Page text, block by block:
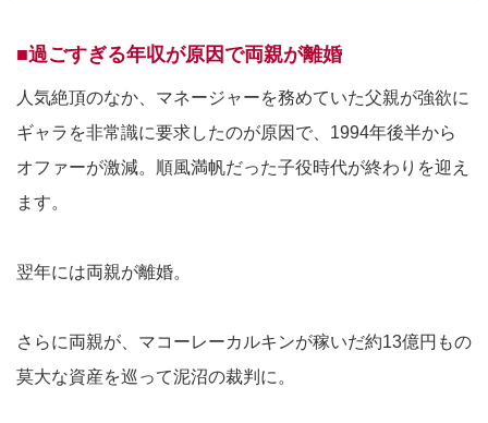
■過ごすぎる年収が原因で両親が離婚
人気絶頂のなか、マネージャーを務めていた父親が強欲に
ギャラを非常識に要求したのが原因で、1994年後半から
オファーが激減。順風満帆だった子役時代が終わりを迎え
ます。
翌年には両親が離婚。
さらに両親が、マコーレーカルキンが稼いだ約13億円もの
莫大な資産を巡って泥沼の裁判に。